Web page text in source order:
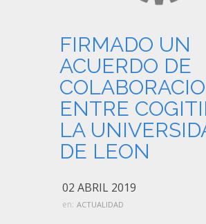
FIRMADO UN
ACUERDO DE
ENTRE
LA
DE LEON
02 ABRIL 2019
en: ACTUALIDAD